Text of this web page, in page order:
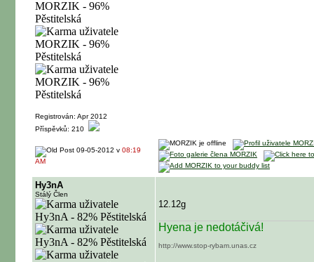
Registrován: Apr 2012
Příspěvků: 210
09-05-2012 v 08:19
AM
Hy3nA
Stálý Člen
12.12g
Hyena je nedotáčivá!
http://www.stop-rybam.unas.cz